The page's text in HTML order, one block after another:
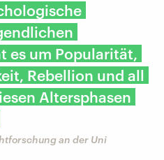
es um Popularität,
Rebellion und all
Altersphasen
an der Uni